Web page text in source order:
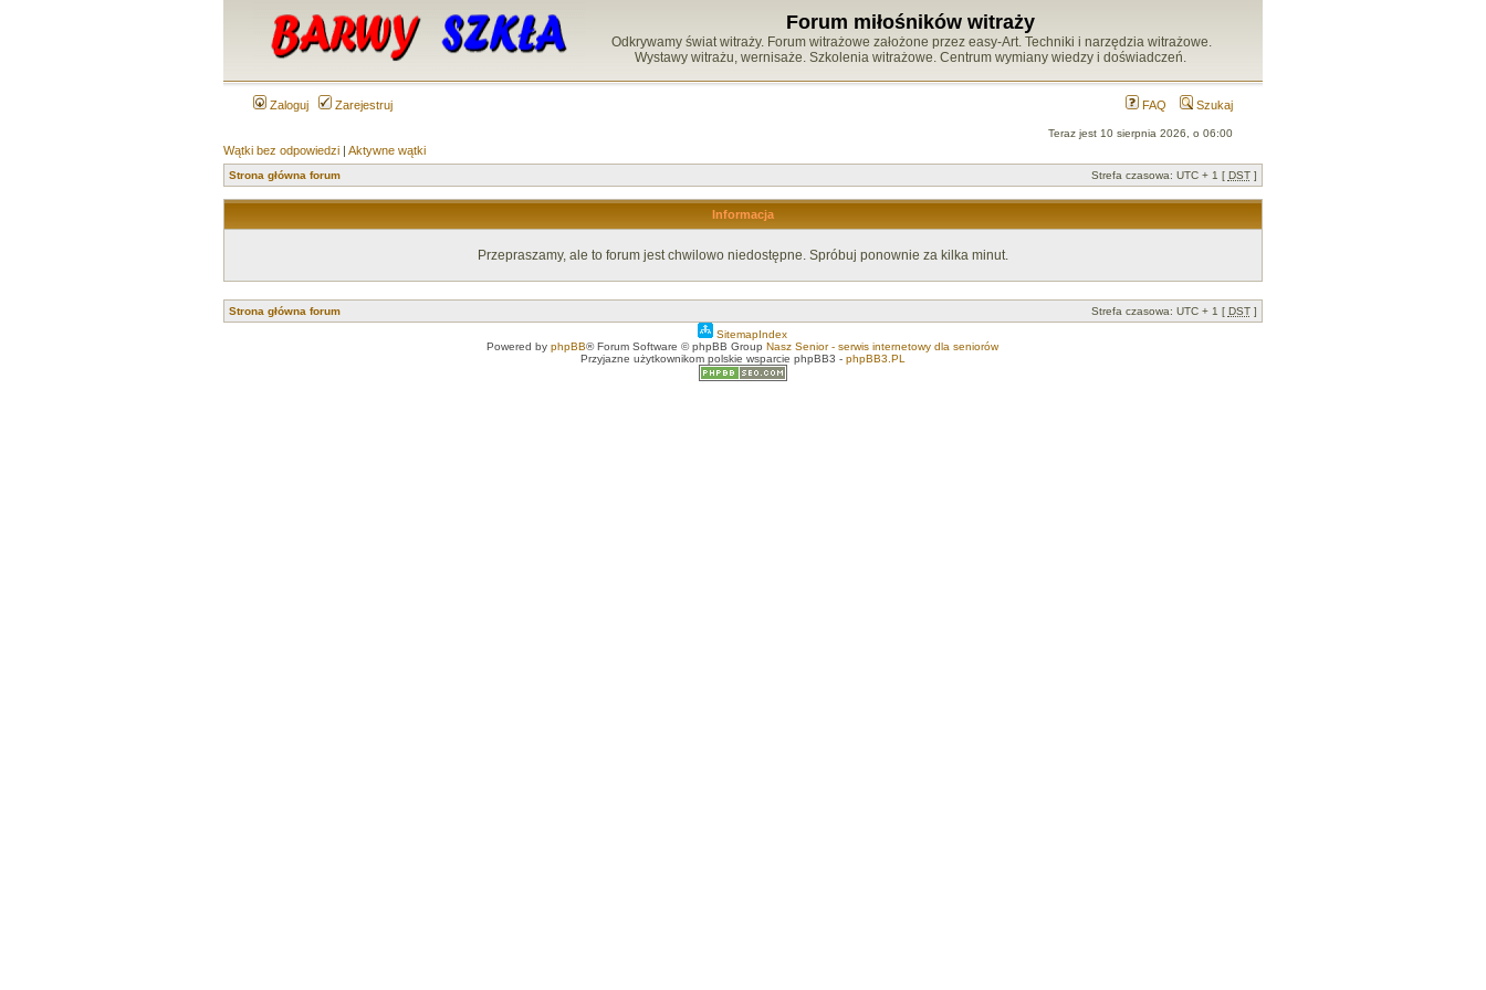
Forum miłośników witraży
Odkrywamy świat witraży. Forum witrażowe założone przez easy-Art. Techniki i narzędzia witrażowe.
Wystawy witrażu, wernisaże. Szkolenia witrażowe. Centrum wymiany wiedzy i doświadczeń.
Zaloguj Zarejestruj FAQ Szukaj
Teraz jest 10 sierpnia 2026, o 06:00
Wątki bez odpowiedzi| Aktywne wątki
Strona główna forum Strefa czasowa: UTC + 1 [ DST]
Informacja
Przepraszamy, ale to forum jest chwilowo niedostępne. Spróbuj ponownie za kilka minut.
Strona główna forum Strefa czasowa: UTC + 1 [ DST]
SitemapIndex
Powered byphpBB® Forum Software © phpBB GroupNasz Senior - serwis internetowy dla seniorów
Przyjazne użytkownikom polskie wsparcie phpBB3 - phpBB3.PL